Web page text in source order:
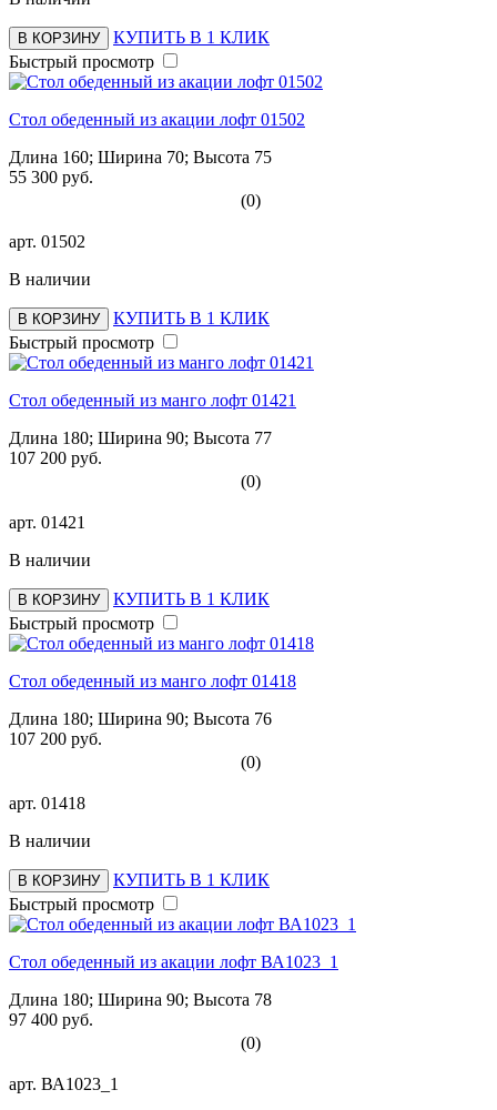
В КОРЗИНУ
КУПИТЬ В 1 КЛИК
Быстрый просмотр
Стол обеденный из акации лофт 01502
Длина 160; Ширина 70; Высота 75
55 300 руб.
(0)
арт. 01502
В наличии
В КОРЗИНУ
КУПИТЬ В 1 КЛИК
Быстрый просмотр
Стол обеденный из манго лофт 01421
Длина 180; Ширина 90; Высота 77
107 200 руб.
(0)
арт. 01421
В наличии
В КОРЗИНУ
КУПИТЬ В 1 КЛИК
Быстрый просмотр
Стол обеденный из манго лофт 01418
Длина 180; Ширина 90; Высота 76
107 200 руб.
(0)
арт. 01418
В наличии
В КОРЗИНУ
КУПИТЬ В 1 КЛИК
Быстрый просмотр
Стол обеденный из акации лофт ВА1023_1
Длина 180; Ширина 90; Высота 78
97 400 руб.
(0)
арт. ВА1023_1